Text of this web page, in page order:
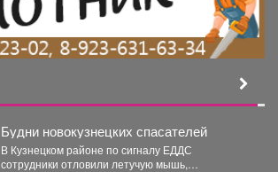
Будни новокузнецких спасателей
В Кузнецком районе по сигналу ЕДДС
сотрудники отловили летучую мышь,